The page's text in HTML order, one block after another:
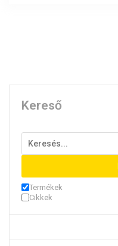
Kereső
Termékek
Cikkek